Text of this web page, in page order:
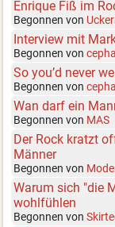
Enrique Fiß im
Begonnen von
Interview mit
Begonnen von
So you’d never
Begonnen von
Wan darf ein
Begonnen von MAS
Der Rock kratzt
Männer
Begonnen von
Warum sich "die
wohlfühlen
Begonnen von